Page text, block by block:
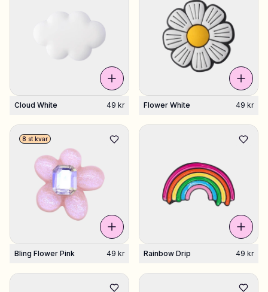
Cloud White 49 kr Flower White 49 kr
Bling Flower Pink 49 kr
8 st kvar
Rainbow Drip 49 kr